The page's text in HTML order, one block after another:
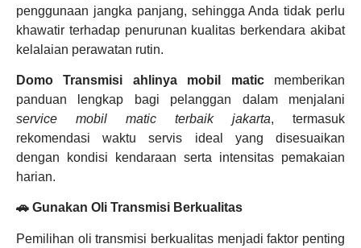
penggunaan jangka panjang, sehingga Anda tidak perlu
khawatir terhadap penurunan kualitas berkendara akibat
kelalaian perawatan rutin.
Domo Transmisi ahlinya mobil maticmemberikan
panduan lengkap bagi pelanggan dalam menjalani
service mobil matic terbaik jakarta, termasuk
rekomendasi waktu servis ideal yang disesuaikan
dengan kondisi kendaraan serta intensitas pemakaian
harian.
🚗 Gunakan Oli Transmisi Berkualitas
Pemilihan oli transmisi berkualitas menjadi faktor penting